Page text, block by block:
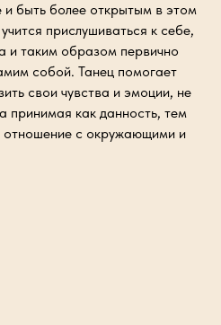
и быть более открытым в этом
прислушиваться к себе,
и таким образом первично
собой. Танец помогает
свои чувства и эмоции, не
принимая как данность, тем
отношение с окружающими и